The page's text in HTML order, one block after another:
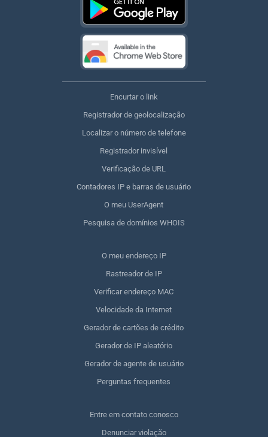
Encurtar o link
Registrador de geolocalização
Localizar o número de telefone
Registrador invisível
Verificação de URL
Contadores IP e barras de usuário
O meu UserAgent
Pesquisa de domínios WHOIS
O meu endereço IP
Rastreador de IP
Verificar endereço MAC
Velocidade da Internet
Gerador de cartões de crédito
Gerador de IP aleatório
Gerador de agente de usuário
Perguntas frequentes
Entre em contato conosco
Denunciar violação